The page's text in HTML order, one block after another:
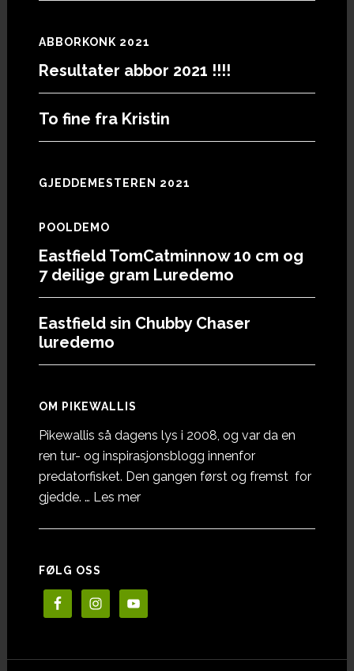
ABBORKONK 2021
Resultater abbor 2021 !!!!
To fine fra Kristin
GJEDDEMESTEREN 2021
POOLDEMO
Eastfield TomCatminnow 10 cm og
7 deilige gram Luredemo
Eastfield sin Chubby Chaser
luredemo
OM PIKEWALLIS
Pikewallis så dagens lys i 2008, og var da en
ren tur- og inspirasjonsblogg innenfor
predatorfisket. Den gangen først og fremst for
gjedde. … Les meromOm
FØLG OSS